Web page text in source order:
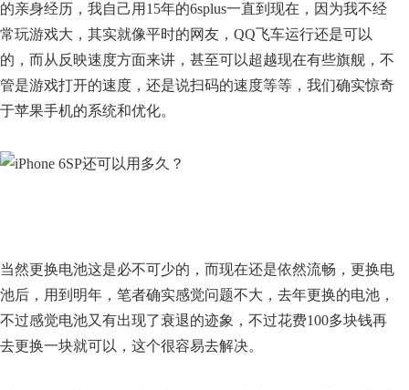
的亲身经历，我自己用15年的6splus一直到现在，因为我不经
常玩游戏大，其实就像平时的网友，QQ飞车运行还是可以
的，而从反映速度方面来讲，甚至可以超越现在有些旗舰，不
管是游戏打开的速度，还是说扫码的速度等等，我们确实惊奇
于苹果手机的系统和优化。
当然更换电池这是必不可少的，而现在还是依然流畅，更换电
池后，用到明年，笔者确实感觉问题不大，去年更换的电池，
不过感觉电池又有出现了衰退的迹象，不过花费100多块钱再
去更换一块就可以，这个很容易去解决。